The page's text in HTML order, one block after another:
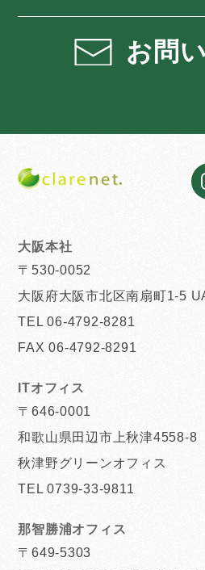
お問
大阪本社
〒530-0052
大阪府大阪市北区南扇町1-5
TEL 06-4792-8281
FAX 06-4792-8291
ITオフィス
〒646-0001
和歌山県田辺市上秋津4558-8
秋津野グリーンオフィス
TEL 0739-33-9811
那智勝浦オフィス
〒649-5303